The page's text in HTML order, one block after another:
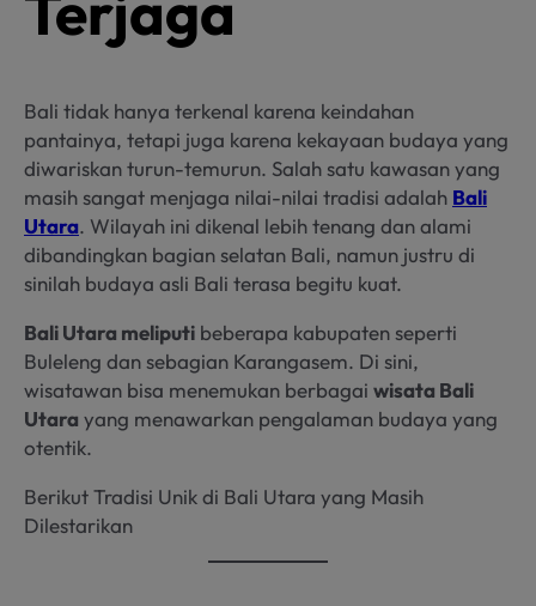
Bali tidak hanya terkenal karena keindahan
pantainya, tetapi juga karena kekayaan budaya yang
diwariskan turun-temurun. Salah satu kawasan yang
masih sangat menjaga nilai-nilai tradisi adalah Bali
Utara. Wilayah ini dikenal lebih tenang dan alami
dibandingkan bagian selatan Bali, namun justru di
sinilah budaya asli Bali terasa begitu kuat.
Bali Utara meliputi beberapa kabupaten seperti
Buleleng dan sebagian Karangasem. Di sini,
wisatawan bisa menemukan berbagai wisata Bali
Utara yang menawarkan pengalaman budaya yang
otentik.
Berikut Tradisi Unik di Bali Utara yang Masih
Dilestarikan